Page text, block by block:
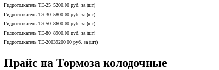
Гидротолкатель ТЭ-25 5200.00 руб. за (шт)
Гидротолкатель ТЭ-30 5800.00 руб. за (шт)
Гидротолкатель ТЭ-50 8600.00 руб. за (шт)
Гидротолкатель ТЭ-80 8900.00 руб. за (шт)
Гидротолкатель ТЭ-20039200.00 руб. за (шт)
Прайс на Тормоза колодочные